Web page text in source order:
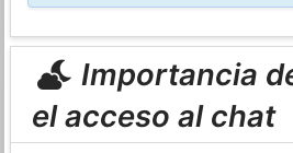
Importancia
el acceso al chat